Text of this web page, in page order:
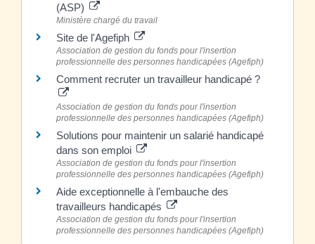
(ASP)
Ministère chargé du travail
Site de l'Agefiph
Association de gestion du fonds pour l'insertion
professionnelle des personnes handicapées (Agefiph)
Comment recruter un travailleur handicapé ?
Association de gestion du fonds pour l'insertion
professionnelle des personnes handicapées (Agefiph)
Solutions pour maintenir un salarié handicapé
dans son emploi
Association de gestion du fonds pour l'insertion
professionnelle des personnes handicapées (Agefiph)
Aide exceptionnelle à l'embauche des
travailleurs handicapés
Association de gestion du fonds pour l'insertion
professionnelle des personnes handicapées (Agefiph)